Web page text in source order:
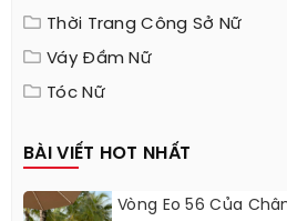
Thời Trang Công Sở Nữ
Váy Đầm Nữ
Tóc Nữ
BÀI VIẾT HOT NHẤT
Vòng Eo 56 Của